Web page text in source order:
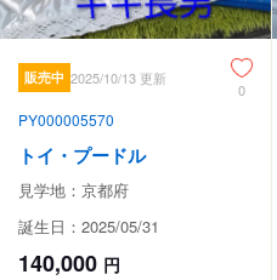
販売中 2025/10/13 更新
0
PY000005570
トイ・プードル
見学地：京都府
誕生日：2025/05/31
140,000 円